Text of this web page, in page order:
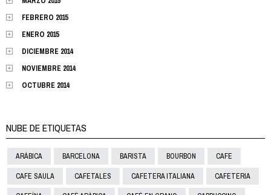
FEBRERO 2015
ENERO 2015
DICIEMBRE 2014
NOVIEMBRE 2014
OCTUBRE 2014
NUBE DE ETIQUETAS
ARÁBICA BARCELONA BARISTA BOURBON CAFE
CAFE SAULA CAFETALES CAFETERA ITALIANA CAFETERIA